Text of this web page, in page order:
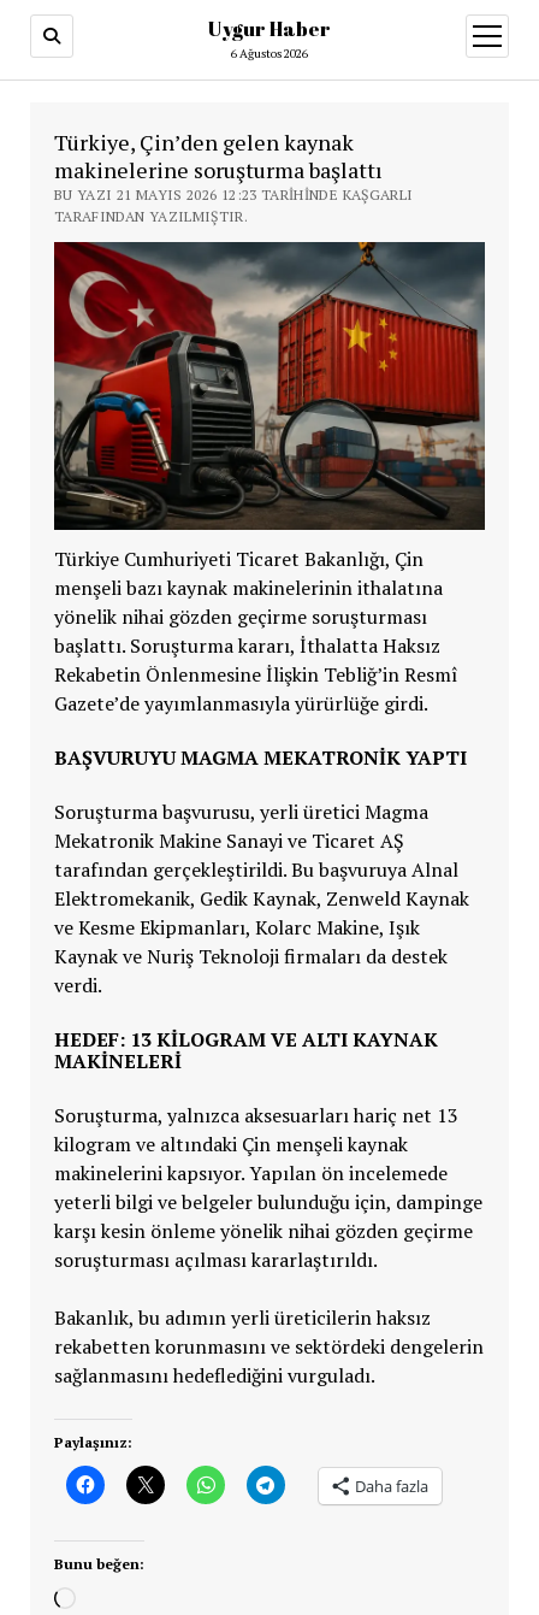
Uygur Haber
6 Ağustos 2026
aç
Türkiye, Çin’den gelen kaynak
makinelerine soruşturma başlattı
BU YAZI 21 MAYIS 2026 12:23 TARIHINDE KAŞGARLI
TARAFINDAN YAZILMIŞTIR.
Türkiye Cumhuriyeti Ticaret Bakanlığı, Çin
menşeli bazı kaynak makinelerinin ithalatına
yönelik nihai gözden geçirme soruşturması
başlattı. Soruşturma kararı, İthalatta Haksız
Rekabetin Önlenmesine İlişkin Tebliğ’in Resmî
Gazete’de yayımlanmasıyla yürürlüğe girdi.
BAŞVURUYU MAGMA MEKATRONİK YAPTI
Soruşturma başvurusu, yerli üretici Magma
Mekatronik Makine Sanayi ve Ticaret AŞ
tarafından gerçekleştirildi. Bu başvuruya Alnal
Elektromekanik, Gedik Kaynak, Zenweld Kaynak
ve Kesme Ekipmanları, Kolarc Makine, Işık
Kaynak ve Nuriş Teknoloji firmaları da destek
verdi.
HEDEF: 13 KİLOGRAM VE ALTI KAYNAK
MAKİNELERİ
Soruşturma, yalnızca aksesuarları hariç net 13
kilogram ve altındaki Çin menşeli kaynak
makinelerini kapsıyor. Yapılan ön incelemede
yeterli bilgi ve belgeler bulunduğu için, dampinge
karşı kesin önleme yönelik nihai gözden geçirme
soruşturması açılması kararlaştırıldı.
Bakanlık, bu adımın yerli üreticilerin haksız
rekabetten korunmasını ve sektördeki dengelerin
sağlanmasını hedeflediğini vurguladı.
Paylaşınız:
Daha fazla
Bunu beğen:
Yükleniyor...